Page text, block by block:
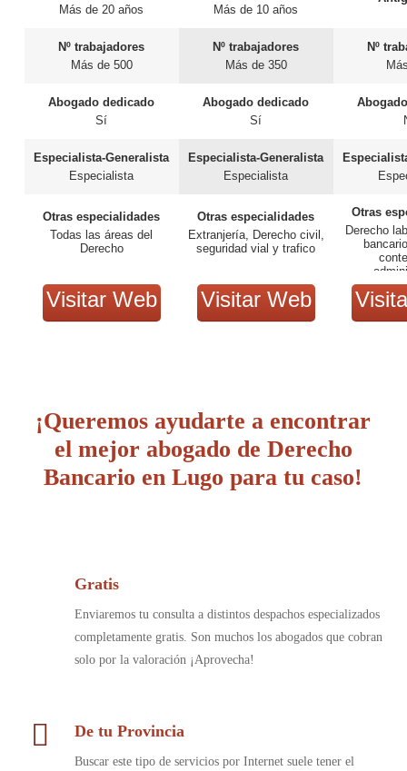
Más de 20 años
Nº trabajadores
Más de 500
Abogado dedicado
Sí
Especialista-Generalista
Especialista
Otras especialidades
Todas las áreas del
Derecho
Visitar Web
Más de 10 años
Nº trabajadores
Más de 350
Abogado dedicado
Sí
Especialista-Generalista
Especialista
Otras especialidades
Extranjería, Derecho civil,
seguridad vial y trafico
Visitar Web
Nº
Otras
Derecho
¡Queremos ayudarte a encontrar
el mejor abogado de Derecho
Bancario en Lugo para tu caso!
Gratis
Enviaremos tu consulta a distintos despachos especializados
completamente gratis. Son muchos los abogados que cobran
solo por la valoración ¡Aprovecha!
De tu Provincia
Buscar este tipo de servicios por Internet suele tener el